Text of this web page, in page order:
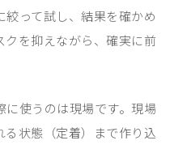
って試し、結果を確かめ
を抑えながら、確実に前
使うのは現場です。現場
状態（定着）まで作り込